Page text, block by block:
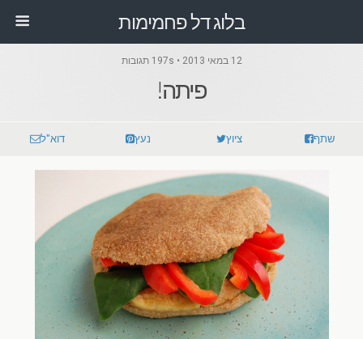
בלוג דל פחמימות
12 במאי 2013 • 197s תגובות
פיתה!
שתף ציוץ נעץ דוא"ל